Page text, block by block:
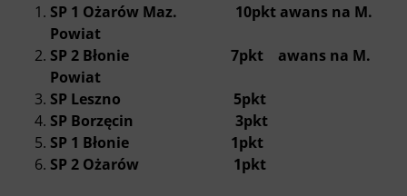
SP 1 Ożarów Maz. 10pkt awans na M.
Powiat
SP 2 Błonie 7pkt awans na M.
Powiat
SP Leszno 5pkt
SP Borzęcin 3pkt
SP 1 Błonie 1pkt
SP 2 Ożarów 1pkt